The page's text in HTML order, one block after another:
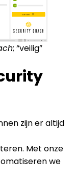
; “veilig”
zijn er altijd
Met onze
we